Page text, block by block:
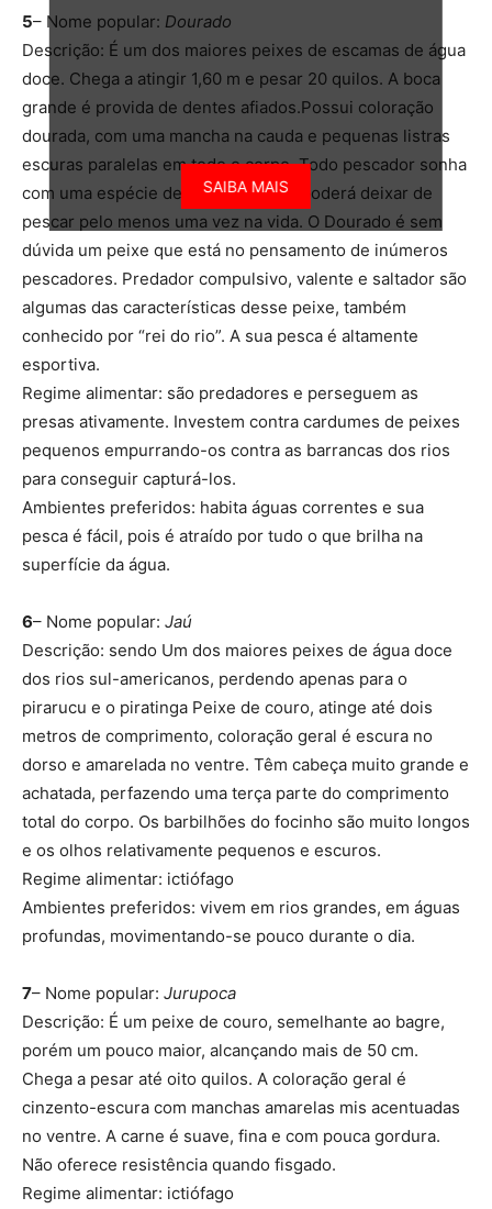
5– Nome popular: Dourado
Descrição: É um dos maiores peixes de escamas de água
doce. Chega a atingir 1,60 m e pesar 20 quilos. A boca
grande é provida de dentes afiados.Possui coloração
dourada, com uma mancha na cauda e pequenas listras
escuras paralelas em todo o corpo. Todo pescador sonha
com uma espécie de peixe que não poderá deixar de
pescar pelo menos uma vez na vida. O Dourado é sem
dúvida um peixe que está no pensamento de inúmeros
pescadores. Predador compulsivo, valente e saltador são
algumas das características desse peixe, também
conhecido por “rei do rio”. A sua pesca é altamente
esportiva.
Regime alimentar: são predadores e perseguem as
presas ativamente. Investem contra cardumes de peixes
pequenos empurrando-os contra as barrancas dos rios
para conseguir capturá-los.
Ambientes preferidos: habita águas correntes e sua
pesca é fácil, pois é atraído por tudo o que brilha na
superfície da água.
6– Nome popular: Jaú
Descrição: sendo Um dos maiores peixes de água doce
dos rios sul-americanos, perdendo apenas para o
pirarucu e o piratinga Peixe de couro, atinge até dois
metros de comprimento, coloração geral é escura no
dorso e amarelada no ventre. Têm cabeça muito grande e
achatada, perfazendo uma terça parte do comprimento
total do corpo. Os barbilhões do focinho são muito longos
e os olhos relativamente pequenos e escuros.
Regime alimentar: ictiófago
Ambientes preferidos: vivem em rios grandes, em águas
profundas, movimentando-se pouco durante o dia.
7– Nome popular: Jurupoca
Descrição: É um peixe de couro, semelhante ao bagre,
porém um pouco maior, alcançando mais de 50 cm.
Chega a pesar até oito quilos. A coloração geral é
cinzento-escura com manchas amarelas mis acentuadas
no ventre. A carne é suave, fina e com pouca gordura.
Não oferece resistência quando fisgado.
Regime alimentar: ictiófago
SAIBA MAIS